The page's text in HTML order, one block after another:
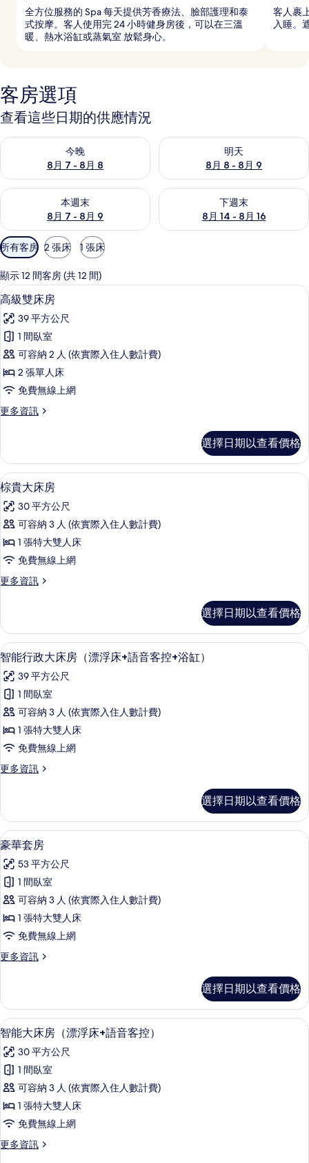
全方位服務的 Spa 每天提供芳香療法、臉部護理和泰
式按摩。客人使用完 24 小時健身房後，可以在三溫
暖、熱水浴缸或蒸氣室 放鬆身心。
客人裹
入睡。
客房選項
查看這些日期的供應情況
今晚
8月 7 - 8月 8
查看今晚 (8月 7 - 8月 8) 的供應情況
明天
8月 8 - 8月 9
查看明天 (8月 8 - 8月 9) 的供
本週末
8月 7 - 8月 9
查看本週末 (8月 7 - 8月 9) 的供應情況
下週末
8月 14 - 8月 16
查看下週末 (8月 14 - 8月 16)
可
用
的
客
房
篩
選
條
所有客房 2 張床 1 張床
顯示 12 間客房 (共 12 間)
顯
示
高
級
雙
床
房
的
有
相
片
高級雙床房 | 羽絨被、客房內保險箱
3
高級雙床房
39 平方公尺
1 間臥室
可容納 2 人 (依實際入住人數計費)
2 張單人床
免費無線上網
更多資訊
更
雙
床
房
詳
情
選擇日期以查看價格
顯
示
棕
貴
大
床
房
所
有
相
片
棕貴大床房 | 羽絨被、客房內保險箱
4
棕貴大床房
30 平方公尺
可容納 3 人 (依實際入住人數計費)
1 張特大雙人床
免費無線上網
更多資訊
更
大
床
房
詳
情
選擇日期以查看價格
顯
示
智
能
行
政
大
床
（漂
浮
床
+語
音
客
控
+浴
缸）
有
相
片
智能行政大床房（漂浮床+語音客控+
5
智能行政大床房（漂浮床+語音客控+浴缸）
39 平方公尺
1 間臥室
可容納 3 人 (依實際入住人數計費)
1 張特大雙人床
免費無線上網
更多資訊
更
行
政
大
房
（漂
床
+語
音
客
控
詳
情
選擇日期以查看價格
顯
示
豪
華
套
房
的
所
相
片
豪華套房 | 羽絨被、客房內保險箱、
6
豪華套房
53 平方公尺
1 間臥室
可容納 3 人 (依實際入住人數計費)
1 張特大雙人床
免費無線上網
更多資訊
更
套
房
的
情
選擇日期以查看價格
顯
示
智
能
大
床
房
（漂
智能大床房（漂浮床+語音客控） |
3
智能大床房（漂浮床+語音客控）
30 平方公尺
1 間臥室
可容納 3 人 (依實際入住人數計費)
1 張特大雙人床
免費無線上網
更多資訊
更